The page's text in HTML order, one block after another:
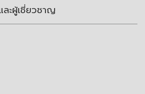
ะผู้เชี่ยวชาญ